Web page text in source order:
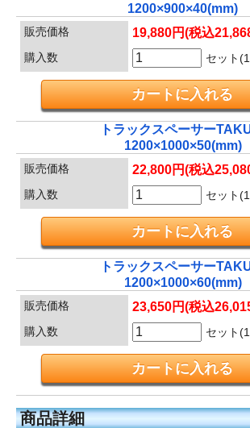
1200×900×40(mm)
販売価格 19,880円(税込
購入数 セット
トラックスペーサー
1200×1000×50(mm)
販売価格 22,800円(税込
購入数 セット
トラックスペーサー
1200×1000×60(mm)
販売価格 23,650円(税込
購入数 セット
商品詳細